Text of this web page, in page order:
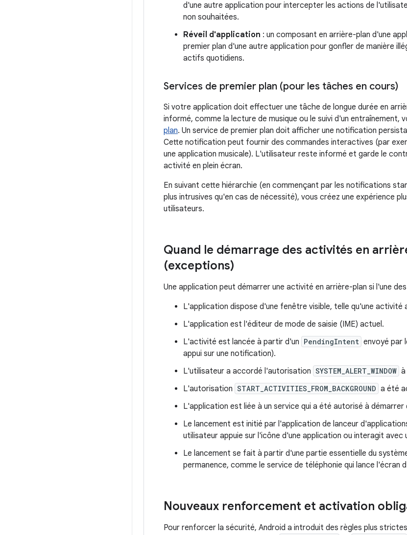
d'une autre application pour intercepter les actions de
non souhaitées.
Réveil d'application : un composant en arrière-plan d'une
premier plan d'une autre application pour gonfler de manière
actifs quotidiens.
Services de premier plan (pour les tâches en cours)
Si votre application doit effectuer une tâche de longue durée en
informé, comme la lecture de musique ou le suivi d'un entraînement,
plan. Un service de premier plan doit afficher une notification
Cette notification peut fournir des commandes interactives (par
une application musicale). L'utilisateur reste informé et garde le
activité en plein écran.
En suivant cette hiérarchie (en commençant par les notifications
plus intrusives qu'en cas de nécessité), vous créez une expérience
utilisateurs.
Quand le démarrage des activités en
(exceptions)
Une application peut démarrer une activité en arrière-plan si l'une
L'application dispose d'une fenêtre visible, telle qu'une activité
L'application est l'éditeur de mode de saisie (IME) actuel.
L'activité est lancée à partir d'un PendingIntent envoyé par
appui sur une notification).
L'utilisateur a accordé l'autorisation SYSTEM_ALERT_WINDOW
L'autorisation START_ACTIVITIES_FROM_BACKGROUND a été
L'application est liée à un service qui a été autorisé à
Le lancement est initié par l'application de lanceur
utilisateur appuie sur l'icône d'une application ou interagit avec
Le lancement se fait à partir d'une partie essentielle du
permanence, comme le service de téléphonie qui lance l'écran
Nouveaux renforcement et activation
Pour renforcer la sécurité, Android a introduit des règles plus